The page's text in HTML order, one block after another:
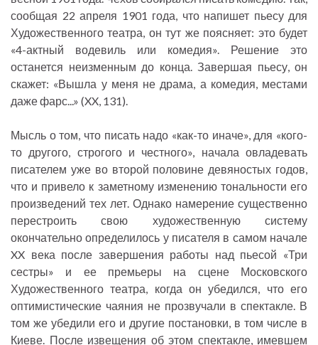
сообщая 22 апреля 1901 года, что напишет пьесу для
Художественного театра, он тут же поясняет: это будет
«4-актный водевиль или комедия». Решение это
останется неизменным до конца. Завершая пьесу, он
скажет: «Вышла у меня не драма, а комедия, местами
даже фарс...» (XX, 131).
Мысль о том, что писать надо «как-то иначе», для «кого-
то другого, строгого и честного», начала овладевать
писателем уже во второй половине девяностых годов,
что и привело к заметному изменению тональности его
произведений тех лет. Однако намерение существенно
перестроить свою художественную систему
окончательно определилось у писателя в самом начале
XX века после завершения работы над пьесой «Три
сестры» и ее премьеры на сцене Московского
Художественного театра, когда он убедился, что его
оптимистические чаяния не прозвучали в спектакле. В
том же убедили его и другие постановки, в том числе в
Киеве. После извещения об этом спектакле, имевшем